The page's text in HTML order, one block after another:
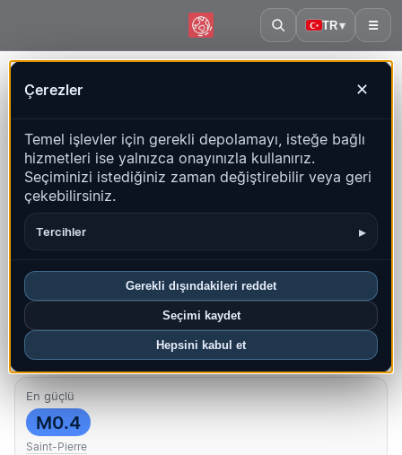
TR▾ ☰
Çerezler ✕
Temel işlevler için gerekli depolamayı, isteğe bağlı
hizmetleri ise yalnızca onayınızla kullanırız.
Seçiminizi istediğiniz zaman değiştirebilir veya geri
çekebilirsiniz.
Tercihler ▸
Gerekli dışındakileri reddet
Seçimi kaydet
Hepsini kabul et
QuakeMap24
Canlı harita, istatistikler ve son olaylar
Geçmiş haritasını aç
Genel bakış Harita Son Grafikler En iyi bölgeler SSS
Bu ayki depremler
0
En yeni UTC: 2026-06-30 10:42:00
En güçlü
M0.4
Saint-Pierre